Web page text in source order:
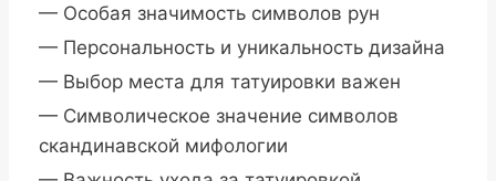
— Особая значимость символов рун
— Персональность и уникальность дизайна
— Выбор места для татуировки важен
— Символическое значение символов
скандинавской мифологии